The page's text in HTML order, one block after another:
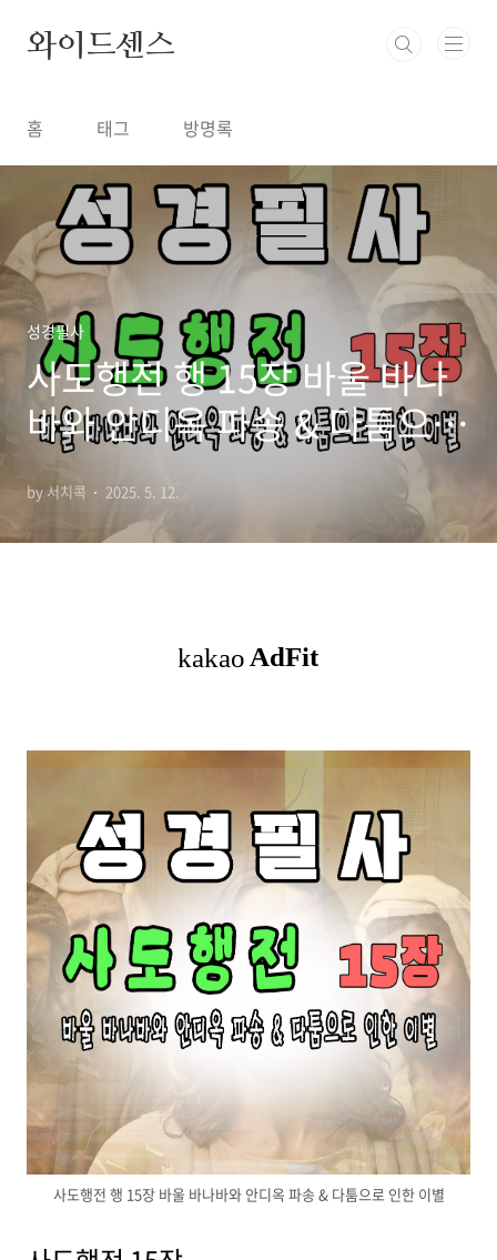
와이드센스
홈 태그 방명록
성경필사
사도행전 행 15장 바울 바나
바와 안디옥 파송 & 다툼으로
인한 이별
by 서치콕 2025. 5. 12.
사도행전 행 15장 바울 바나바와 안디옥 파송 & 다툼으로 인한 이별